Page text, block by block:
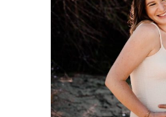
Shooting grossesse bord de
sentir belle même quand
LIRE LA